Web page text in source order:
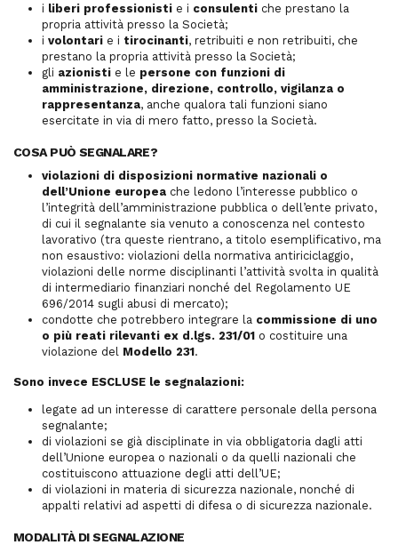
i liberi professionisti e i consulenti che prestano la
propria attività presso la Società;
i volontari e i tirocinanti, retribuiti e non retribuiti, che
prestano la propria attività presso la Società;
gli azionisti e le persone con funzioni di
amministrazione, direzione, controllo, vigilanza o
rappresentanza, anche qualora tali funzioni siano
esercitate in via di mero fatto, presso la Società.
COSA PUÒ SEGNALARE?
violazioni di disposizioni normative nazionali o
dell’Unione europea che ledono l’interesse pubblico o
l’integrità dell’amministrazione pubblica o dell’ente privato,
di cui il segnalante sia venuto a conoscenza nel contesto
lavorativo (tra queste rientrano, a titolo esemplificativo, ma
non esaustivo: violazioni della normativa antiriciclaggio,
violazioni delle norme disciplinanti l’attività svolta in qualità
di intermediario finanziari nonché del Regolamento UE
696/2014 sugli abusi di mercato);
condotte che potrebbero integrare la commissione di uno
o più reati rilevanti ex d.lgs. 231/01 o costituire una
violazione del Modello 231.
Sono invece ESCLUSE le segnalazioni:
legate ad un interesse di carattere personale della persona
segnalante;
di violazioni se già disciplinate in via obbligatoria dagli atti
dell’Unione europea o nazionali o da quelli nazionali che
costituiscono attuazione degli atti dell’UE;
di violazioni in materia di sicurezza nazionale, nonché di
appalti relativi ad aspetti di difesa o di sicurezza nazionale.
MODALITÀ DI SEGNALAZIONE